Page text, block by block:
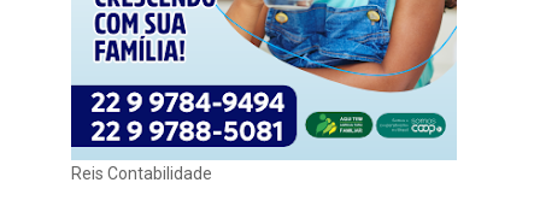
Reis Contabilidade